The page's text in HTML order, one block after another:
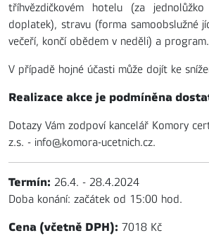
tříhvězdičkovém hotelu (za
doplatek), stravu (forma samoobslužné
večeří, končí obědem v neděli) a program.
V případě hojné účasti může dojít ke
Realizace akce je podmíněna
Dotazy Vám zodpoví kancelář Komory
z.s. - info@komora-ucetnich.cz.
Termín: 26.4. - 28.4.2024
Doba konání: začátek od 15:00 hod.
Cena (včetně DPH): 7018 Kč